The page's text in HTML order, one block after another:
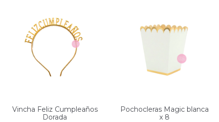
Vincha Feliz Cumpleaños
Dorada
Pochocleras Magic blanca
x 8